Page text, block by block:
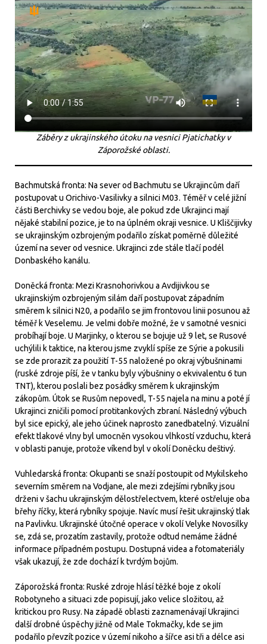
Záběry z ukrajinského útoku na vesnici Pjatichatky v
Záporožské oblasti.
Bachmutská fronta: Na sever od Bachmutu se Ukrajincům daří
postupovat u Orichivo-Vasilivky a silnici M03. Téměř v celé jižní
části Berchivky se vedou boje, ale pokud zde Ukrajinci mají
nějaké stabilní pozice, je to na úplném okraji vesnice. U Kliščijivky
se ukrajinským ozbrojeným podařilo získat poměrně důležité
území na sever od vesnice. Ukrajinci zde stále tlačí podél
Donbaského kanálu.
Doněcká fronta: Mezi Krasnohorivkou a Avdijivkou se
ukrajinskiým ozbrojeným silám daří postupovat západním
směrem k silnici N20, a podařilo se jim frontovou linii posunou až
téměř k Veselemu. Je velmi dobře možné, že v samotné vesnici
probíhají boje. U Marjinky, o kterou se bojuje už 9 let, se Rusové
uchýlili k taktice, na kterou jsme zvyklí spíše ze Sýrie a pokusili
se zde prorazit za použití T-55 naložené po okraj výbušninami
(ruské zdroje píší, že v tanku byly výbušniny o ekvivalentu 6 tun
TNT), kterou poslali bez posádky směrem k ukrajinským
zákopům. Útok se Rusům nepovedl, T-55 najela na minu a poté jí
Ukrajinci zničili pomocí protitankových zbraní. Následný výbuch
byl sice epický, ale jeho účinek naprosto zanedbatelný. Vizuální
efekt tlakové vlny byl umocněn vysokou vlhkostí vzduchu, která
v oblasti panuje, protože víkend byl v okolí Doněcku deštivý.
Vuhledarská fronta: Okupanti se snaží postoupit od Mykilskeho
severním směrem na Vodjane, ale mezi zdejšími rybníky jsou
drženi v šachu ukrajinským dělostřelectvem, které ostřeluje oba
břehy říčky, která rybníky spojuje. Navíc musí řešit ukrajinský tlak
na Pavlivku. Ukrajinské útočné operace v okolí Velyke Novosilky
se, zdá se, prozatím zastavily, protože odtud nemáme žádné
informace případném postupu. Dostupná videa a fotomateriály
však ukazují, že zde dochází k tvrdým bojům.
Záporožská fronta: Ruské zdroje hlásí těžké boje z okolí
Robotyneho a situaci zde popisují, jako velice složitou, až
kritickou pro Rusy. Na západě oblasti zaznamenávají Ukrajinci
další drobné úspěchy jižně od Male Tokmačky, kde se jim
podařilo převzít pozice v území nikoho a šířce asi tři a délce asi